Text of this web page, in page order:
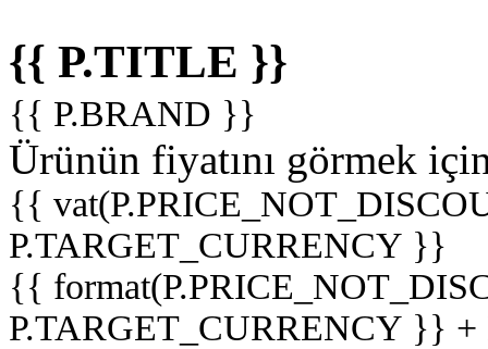
{{ P.TITLE }}
{{ P.BRAND }}
Ürünün fiyatını görmek
{{
P.TARGET_CURRENCY }}
{{
P.TARGET_CURRENCY }}